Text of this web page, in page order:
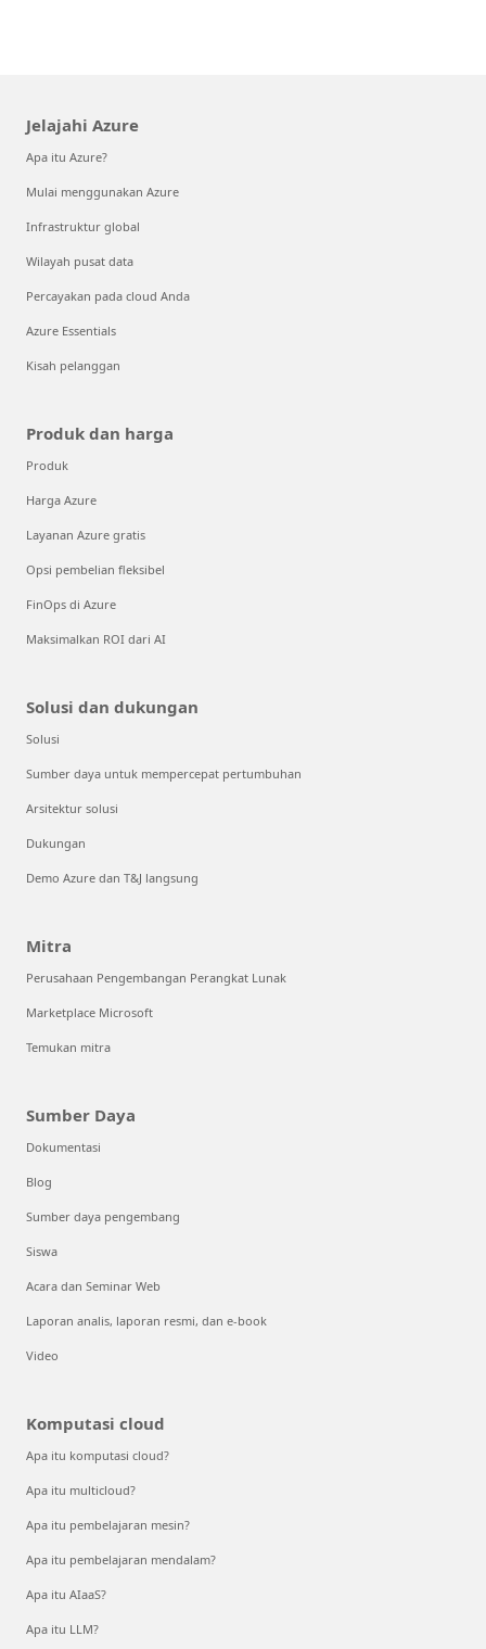
Jelajahi Azure
Apa itu Azure?
Mulai menggunakan Azure
Infrastruktur global
Wilayah pusat data
Percayakan pada cloud Anda
Azure Essentials
Kisah pelanggan
Produk dan harga
Produk
Harga Azure
Layanan Azure gratis
Opsi pembelian fleksibel
FinOps di Azure
Maksimalkan ROI dari AI
Solusi dan dukungan
Solusi
Sumber daya untuk mempercepat pertumbuhan
Arsitektur solusi
Dukungan
Demo Azure dan T&J langsung
Mitra
Perusahaan Pengembangan Perangkat Lunak
Marketplace Microsoft
Temukan mitra
Sumber Daya
Dokumentasi
Blog
Sumber daya pengembang
Siswa
Acara dan Seminar Web
Laporan analis, laporan resmi, dan e-book
Video
Komputasi cloud
Apa itu komputasi cloud?
Apa itu multicloud?
Apa itu pembelajaran mesin?
Apa itu pembelajaran mendalam?
Apa itu AIaaS?
Apa itu LLM?